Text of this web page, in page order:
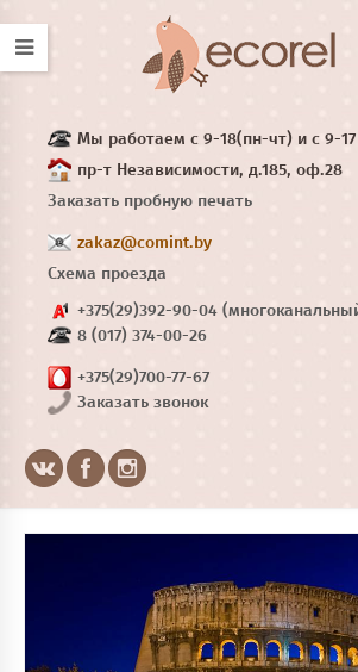
Мы работаем с 9-18(пн-чт) и с 9-17
пр-т Независимости, д.185, оф.28
Заказать пробную печать
zakaz@comint.by
Схема проезда
+375(29)392-90-04
8 (017) 374-00-26
+375(29)700-77-67
Заказать звонок